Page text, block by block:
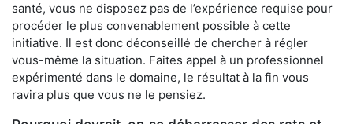
santé, vous ne disposez pas de l’expérience requise pour
procéder le plus convenablement possible à cette
initiative. Il est donc déconseillé de chercher à régler
vous-même la situation. Faites appel à un professionnel
expérimenté dans le domaine, le résultat à la fin vous
ravira plus que vous ne le pensiez.